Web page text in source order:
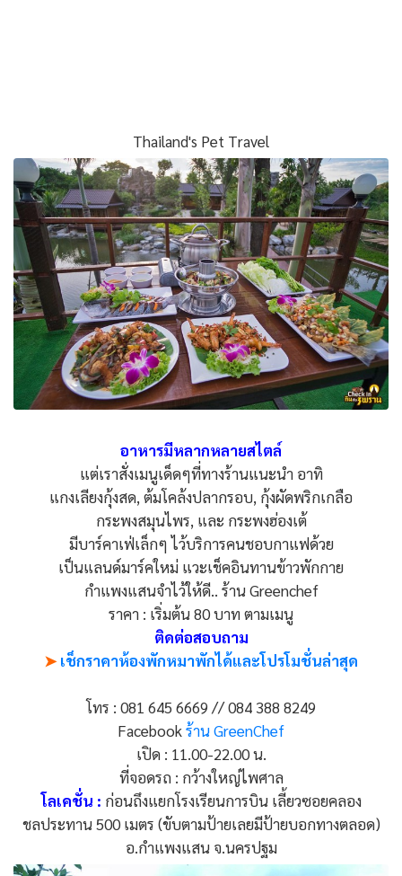
Thailand's Pet Travel
อาหารมีหลากหลายสไตล์
แต่เราสั่งเมนูเด็ดๆที่ทางร้านแนะนำ อาทิ
แกงเลียงกุ้งสด, ต้มโคล้งปลากรอบ, กุ้งผัดพริกเกลือ
กระพงสมุนไพร, และ กระพงฮ่องเต้
มีบาร์คาเฟ่เล็กๆ ไว้บริการคนชอบกาแฟด้วย
เป็นแลนด์มาร์คใหม่ แวะเช็คอินทานข้าวพักกาย
กำแพงแสนจำไว้ให้ดี.. ร้าน Greenchef
ราคา : เริ่มต้น 80 บาท ตามเมนู
ติดต่อสอบถาม
➤ เช็กราคาห้องพักหมาพักได้และโปรโมชั่นล่าสุด
โทร : 081 645 6669 // 084 388 8249
Facebookร้าน GreenChef
เปิด : 11.00-22.00 น.
ที่จอดรถ : กว้างใหญ่ไพศาล
โลเคชั่น : ก่อนถึงแยกโรงเรียนการบิน เลี้ยวซอยคลอง
ชลประทาน 500 เมตร (ขับตามป้ายเลยมีป้ายบอกทางตลอด)
อ.กำแพงแสน จ.นครปฐม